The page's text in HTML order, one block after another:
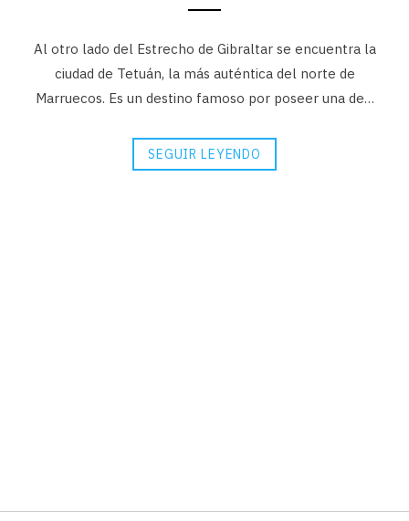
Al otro lado del Estrecho de Gibraltar se encuentra la
ciudad de Tetuán, la más auténtica del norte de
Marruecos. Es un destino famoso por poseer una de…
SEGUIR LEYENDO